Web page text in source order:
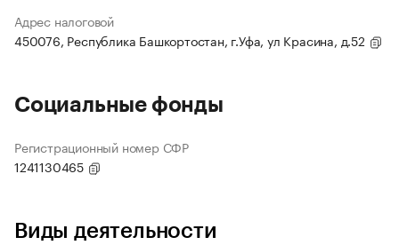
Адрес налоговой
450076, Республика Башкортостан, г.Уфа, ул Красина, д.52
Социальные фонды
Регистрационный номер СФР
1241130465
Виды деятельности